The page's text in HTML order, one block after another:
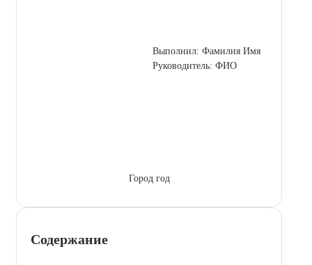
Выполнил: Фамилия Имя
Руководитель: ФИО
Город год
Содержание